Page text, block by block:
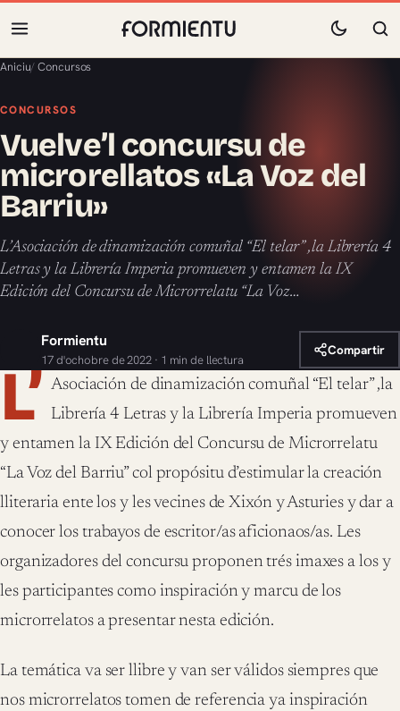
Aniciu/Concursos
CONCURSOS
Vuelve’l concursu de
microrellatos «La Voz del
Barriu»
L’Asociación de dinamización comuñal “El telar” ,la Librería 4
Letras y la Librería Imperia promueven y entamen la IX
Edición del Concursu de Microrrelatu “La Voz…
Formientu
17 d'ochobre de 2022 · 1 min de llectura
Compartir
L’ Asociación de dinamización comuñal “El telar” ,la
Librería 4 Letras y la Librería Imperia promueven
y entamen la IX Edición del Concursu de Microrrelatu
“La Voz del Barriu” col propósitu d’estimular la creación
lliteraria ente los y les vecines de Xixón y Asturies y dar a
conocer los trabayos de escritor/as aficionaos/as. Les
organizadores del concursu proponen trés imaxes a los y
les participantes como inspiración y marcu de los
microrrelatos a presentar nesta edición.
La temática va ser llibre y van ser válidos siempres que
nos microrrelatos tomen de referencia ya inspiración